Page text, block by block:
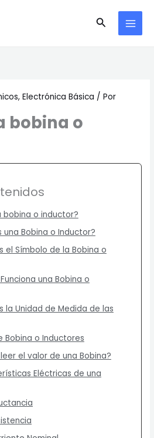
Buscar
,Electrónica Básica / Por
bobina o
bobina o inductor?
una Bobina o Inductor?
el Símbolo de la Bobina o
una Bobina o
la Unidad de Medida de las
Bobina o Inductores
el valor de una Bobina?
Eléctricas de una